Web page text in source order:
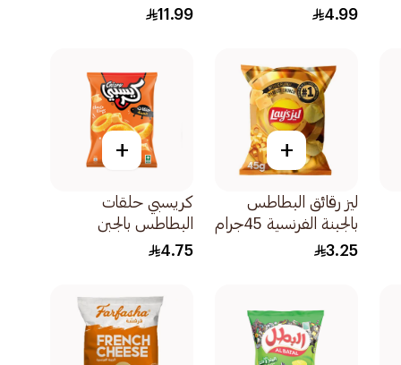
4.99
الاصلي 170جرام
11.99
+
ليز رقائق البطاطس
بالجبنة الفرنسية 45جرام
3.25
+
كريسبي حلقات
البطاطس بالجبن
90جرام
4.75